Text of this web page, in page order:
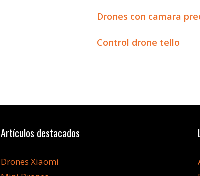
Drones con camara
Control drone tello
Artículos destacados
Drones Xiaomi